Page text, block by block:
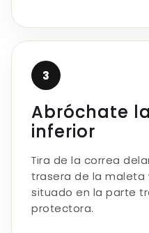
3
Abróchate
inferior
Tira de la correa
trasera de la maleta
situado en la parte
protectora.